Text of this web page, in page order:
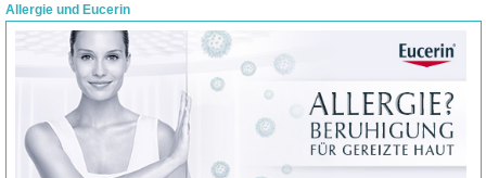
Allergie und Eucerin